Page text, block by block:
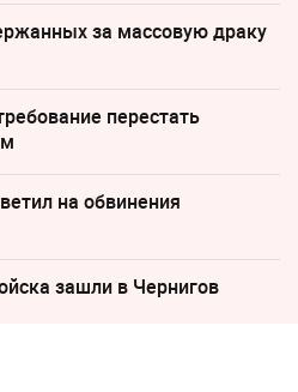
за массовую драку
перестать
на обвинения
зашли в Чернигов